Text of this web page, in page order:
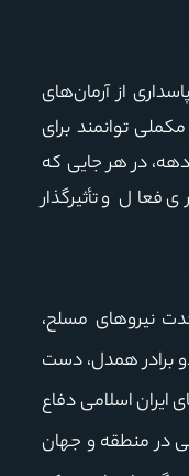
از آرمان‌های
توانمند برای
در هر جایی که
فعال و تأثیرگذار
نیروهای مسلح،
برادر همدل، دست
ایران اسلامی دفاع
در منطقه و جهان